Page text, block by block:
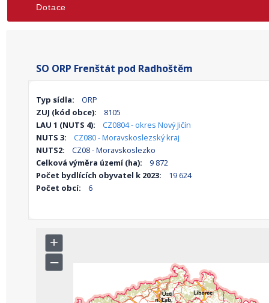
Dotace
SO ORP Frenštát pod Radhoštěm
Typ sídla:
ORP
ZUJ (kód obce):
8105
LAU 1 (NUTS 4):
CZ0804 - okres Nový Jičín
NUTS 3:
CZ080 - Moravskoslezský kraj
NUTS2:
CZ08 - Moravskoslezko
Celková výměra území (ha):
9 872
Počet bydlících obyvatel k 2023:
19 624
Počet obcí:
6